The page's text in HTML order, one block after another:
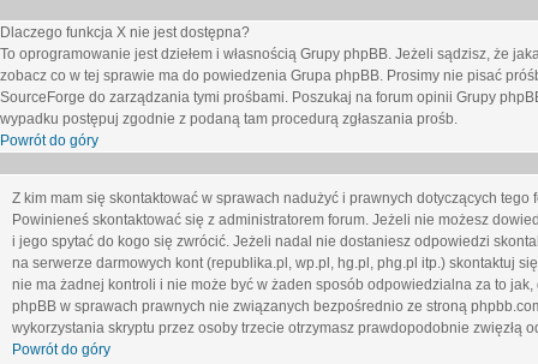
Dlaczego funkcja X nie jest dostępna?
To oprogramowanie jest dziełem i własnością Grupy phpBB. Jeżeli sądzisz, że
zobacz co w tej sprawie ma do powiedzenia Grupa phpBB. Prosimy nie pisać
SourceForge do zarządzania tymi prośbami. Poszukaj na forum opinii Grupy
wypadku postępuj zgodnie z podaną tam procedurą zgłaszania prośb.
Powrót do góry
Z kim mam się skontaktować w sprawach nadużyć i prawnych dotyczących tego
Powinieneś skontaktować się z administratorem forum. Jeżeli nie możesz
i jego spytać do kogo się zwrócić. Jeżeli nadal nie dostaniesz odpowiedzi
na serwerze darmowych kont (republika.pl, wp.pl, hg.pl, phg.pl itp.) skontaktuj
nie ma żadnej kontroli i nie może być w żaden sposób odpowiedzialna za to
phpBB w sprawach prawnych nie związanych bezpośrednio ze stroną
wykorzystania skryptu przez osoby trzecie otrzymasz prawdopodobnie zwięzłą
Powrót do góry